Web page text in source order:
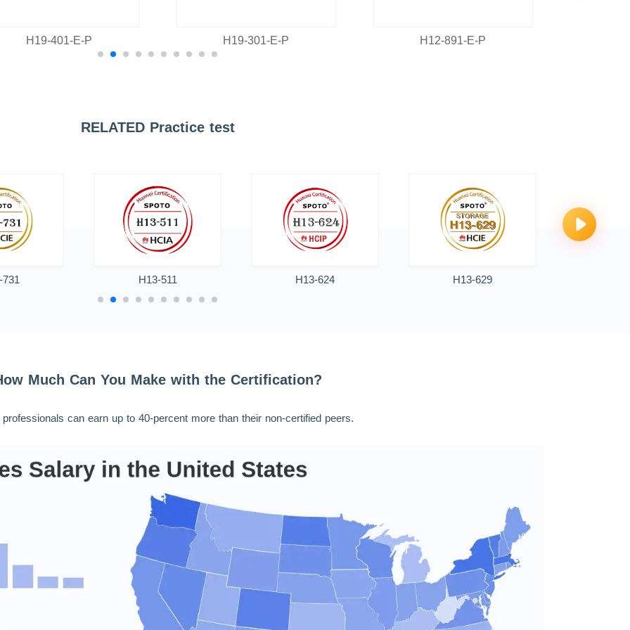
H19-401-E-P H19-301-E-P H12-891-E-P
RELATED Practice test
731 H13-511 H13-624 H13-629
Much Can You Make with the Certification?
professionals can earn up to 40-percent more than their non-certified peers.